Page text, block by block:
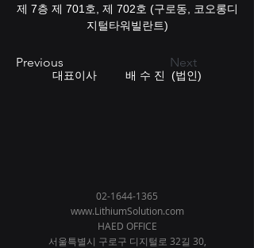
Previous Next
제 7층 제 701호, 제 702호 (구로동, 코오롱디
지털타워빌란트)
대표이사         배 수 진  (법인)
02-1644-1365
www.LithiumSolution.com
HAED OFFICE
서울특별시 구로구 디지털로 32길 30,